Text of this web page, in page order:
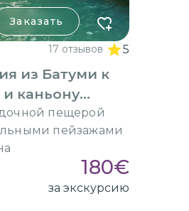
Заказать
17 отзывов 5
из Батуми к
каньону
пещерой
пейзажами
180€
за экскурсию